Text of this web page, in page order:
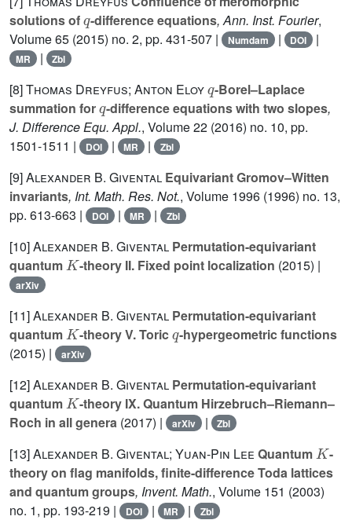
solutions of
q
-difference equations, Ann. Inst. Fourier,
Volume 65 (2015) no. 2, pp. 431-507 | Numdam | DOI |
MR | Zbl
[8]Thomas Dreyfus; Anton Eloy -Borel–Laplace
summation for
q
-difference equations with two slopes,
J. Difference Equ. Appl., Volume 22 (2016) no. 10, pp.
1501-1511 |
DOI | MR | Zbl
[9]Alexander B. Givental Equivariant Gromov–Witten
invariants, Int. Math. Res. Not., Volume 1996 (1996) no. 13,
pp. 613-663 |
DOI | MR | Zbl
[10]Alexander B. Givental Permutation-equivariant
quantum
K
-theory II. Fixed point localization (2015) |
arXiv
[11]Alexander B. Givental Permutation-equivariant
quantum
K
-theory V. Toric
q
-hypergeometric functions
(2015) |
arXiv
[12]Alexander B. Givental Permutation-equivariant
quantum
K
-theory IX. Quantum Hirzebruch–Riemann–
Roch in all genera (2017) | arXiv | Zbl
[13]Alexander B. Givental; Yuan-Pin Lee Quantum
-
theory on flag manifolds, finite-difference Toda lattices
and quantum groups, Invent. Math., Volume 151 (2003)
no. 1, pp. 193-219 |
DOI | MR | Zbl